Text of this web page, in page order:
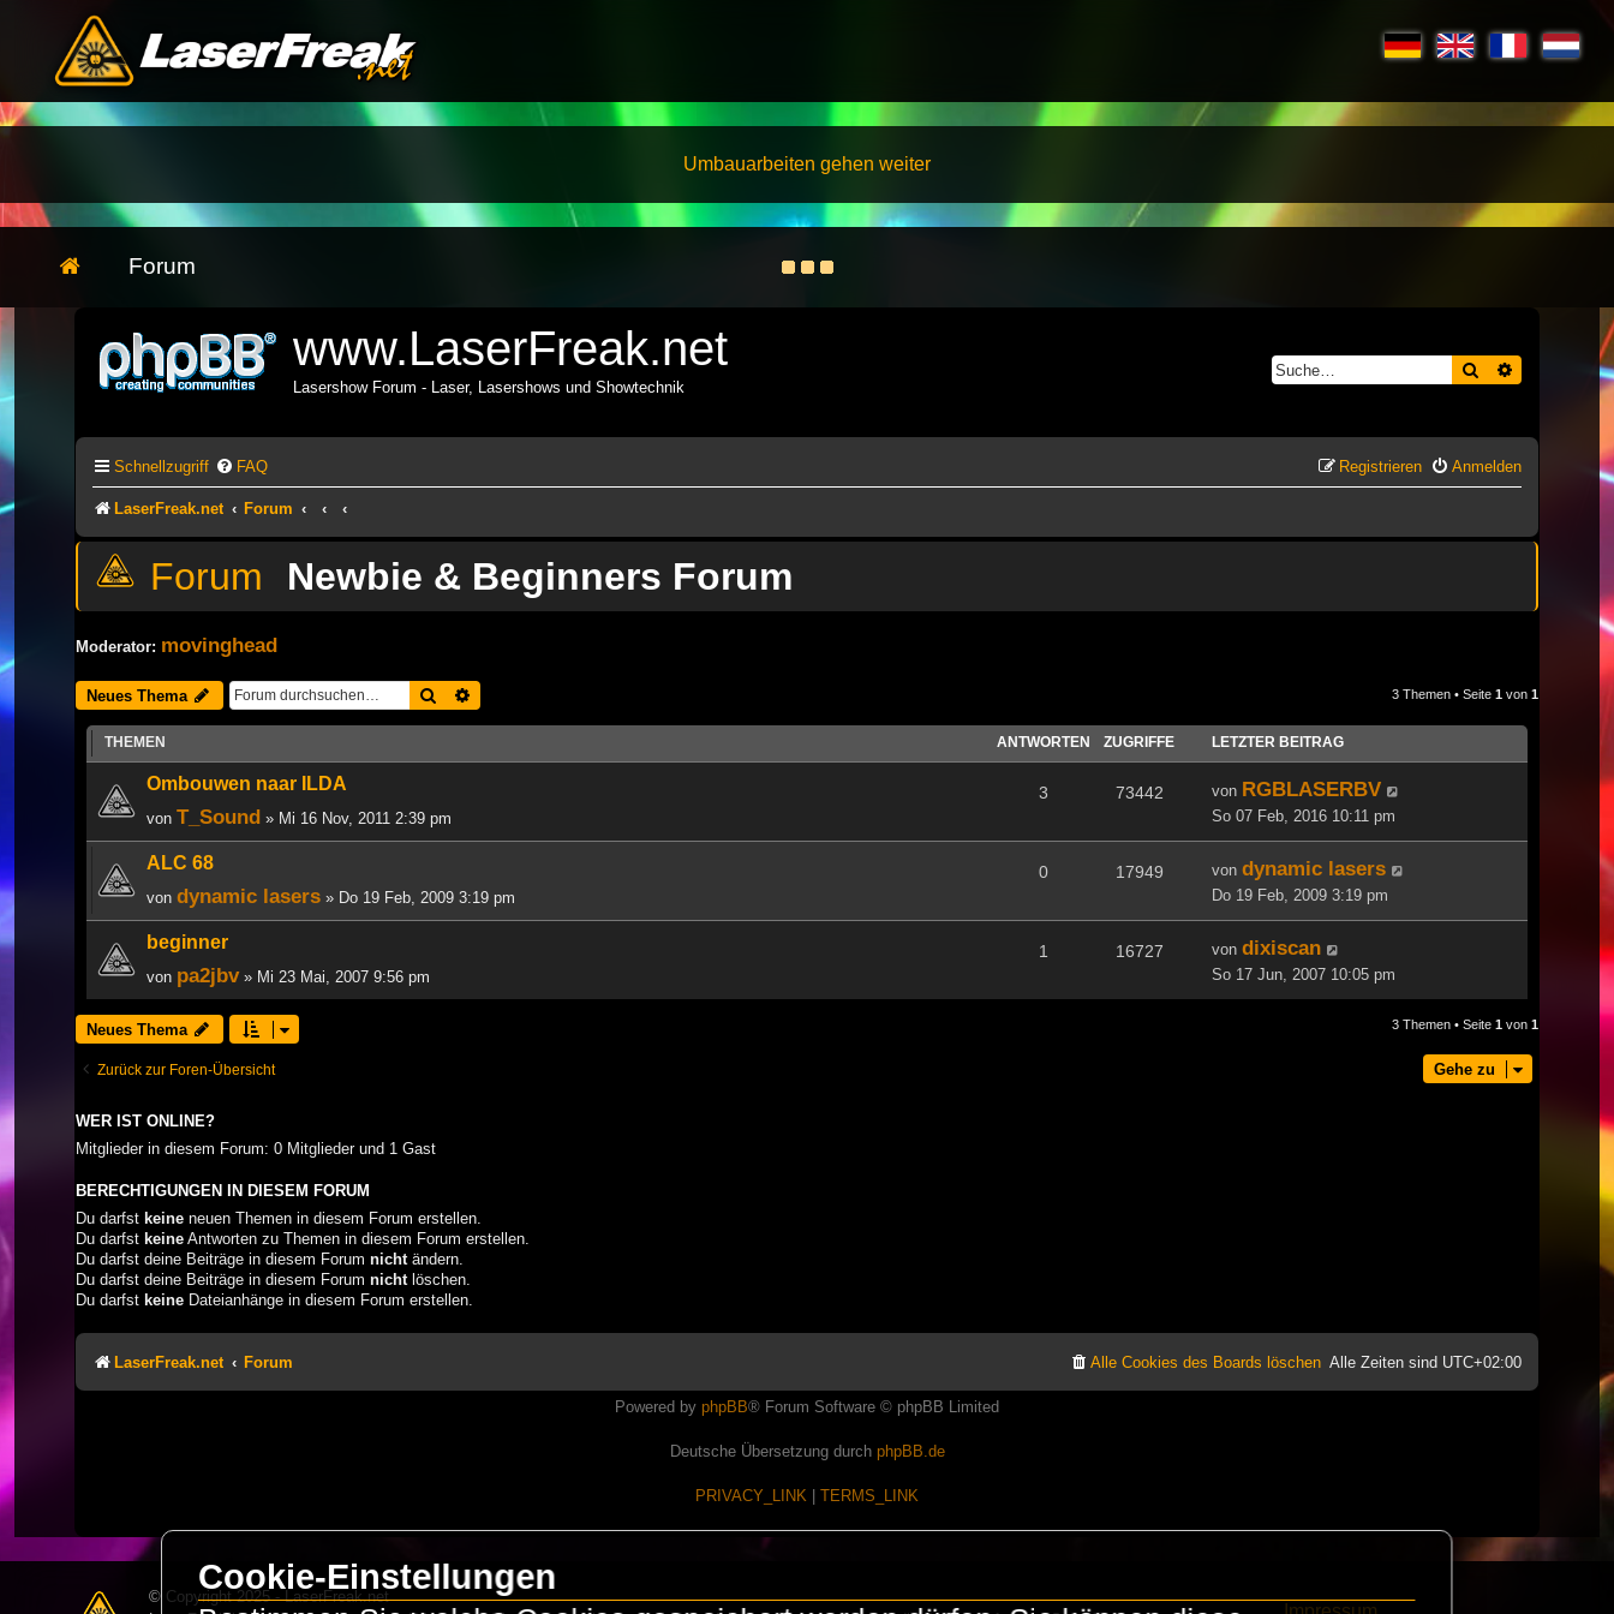
Umbauarbeiten gehen weiter
Forum
www.LaserFreak.net
Lasershow Forum - Laser, Lasershows und Showtechnik
Suche Erweiterte
Schnellzugriff FAQ Anmelden
Registrieren
LaserFreak.net Forum
Newbie & Beginners Forum
Moderator: movinghead
Neues Thema Suche 3 Themen • Seite 1 von 1
THEMEN ANTWORTEN ZUGRIFFE LETZTER BEITRAG
Ombouwen naar ILDA
von T_Sound » Mi 16 Nov, 2011 2:39 pm
3 73442 von RGBLASERBV
So 07 Feb, 2016 10:11 pm
ALC 68
von dynamic lasers » Do 19 Feb, 2009 3:19 pm
0 17949 von dynamic lasers
Do 19 Feb, 2009 3:19 pm
beginner
von pa2jbv» Mi 23 Mai, 2007 9:56 pm
1 16727 von dixiscan
So 17 Jun, 2007 10:05 pm
Neues Thema 3 Themen • Seite 1 von 1
Zurück zur Foren-Übersicht Gehe zu
WER IST ONLINE?
Mitglieder in diesem Forum: 0 Mitglieder und 1 Gast
BERECHTIGUNGEN IN DIESEM FORUM
Du darfst keine neuen Themen in diesem Forum erstellen.
Du darfst keine Antworten zu Themen in diesem Forum erstellen.
Du darfst deine Beiträge in diesem Forum nicht ändern.
Du darfst deine Beiträge in diesem Forum nicht löschen.
Du darfst keine Dateianhänge in diesem Forum erstellen.
LaserFreak.net Forum Alle Zeiten sind UTC+02:00
Alle Cookies des Boards löschen
Powered by phpBB® Forum Software © phpBB Limited
Deutsche Übersetzung durch phpBB.de
PRIVACY_LINK TERMS_LINK
© Copyright 2025 - LaserFreak.net
Cookie-Einstellungen